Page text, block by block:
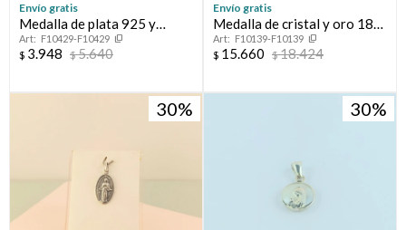
Envío gratis
Medalla de plata 925 y
double en oro 18 ktes,
VIRGEN NIÑA.
F10429-F10429
$ 3.948 $5.640
Envío gratis
Medalla de cristal y oro 18
ktes, VIRGEN NIÑA.
F10139-F10139
$ 15.660 $18.424
30 30